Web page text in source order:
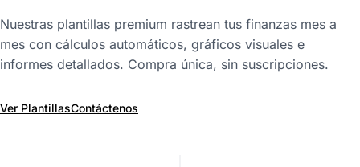
Nuestras plantillas premium rastrean tus finanzas mes a
mes con cálculos automáticos, gráficos visuales e
informes detallados. Compra única, sin suscripciones.
Ver PlantillasContáctenos